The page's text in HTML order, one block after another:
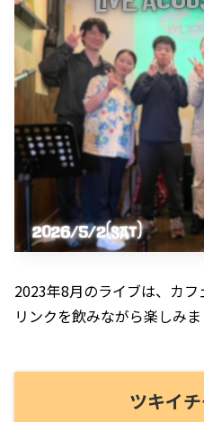
2023年8月のライブは、カ
リンクを飲みながら楽しみま
ツキイ